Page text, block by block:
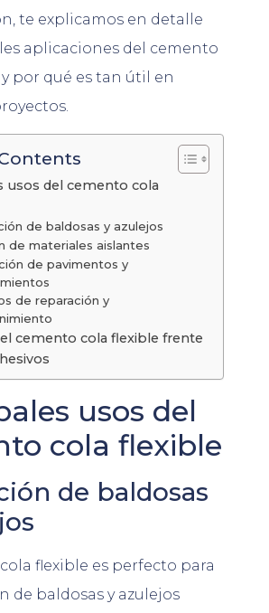
te explicamos en detalle
aplicaciones del cemento
por qué es tan útil en
usos del cemento cola
de baldosas y azulejos
de materiales aislantes
de pavimentos y
de reparación y
cemento cola flexible frente
usos del
cola flexible
de baldosas
flexible es perfecto para
de baldosas y azulejos